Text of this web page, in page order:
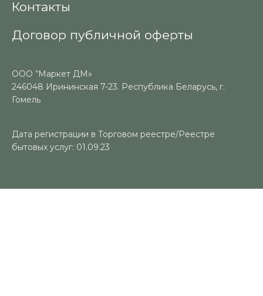
Контакты
Договор публичной оферты
ООО “Маркет ДМ»
246048 Ирининская 7-23. Республика Беларусь, г.
Гомель
Дата регистрации в Торговом реестре/Реестре
бытовых услуг: 01.09.23